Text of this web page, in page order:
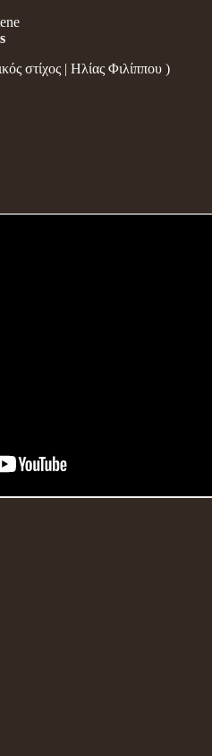
στίχος | Ηλίας Φιλίππου )